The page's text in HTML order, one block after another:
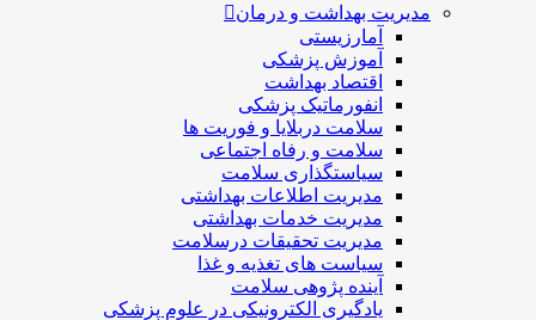
مدیریت بهداشت و درمان
آمارزیستی
آموزش پزشکی
اقتصاد بهداشت
انفورماتیک پزشکی
سلامت دربلايا و فوريت ها
سلامت و رفاه اجتماعی
سیاستگذاری سلامت
مدیریت اطلاعات بهداشتی
مدیریت خدمات بهداشتی
مدیریت تحقیقات درسلامت
سیاست های تغذیه و غذا
آینده پژوهی سلامت
یادگیری الکترونیکی در علوم پزشکی